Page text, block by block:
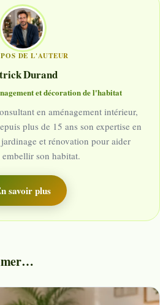
DE L'AUTEUR
Durand
et décoration de l'habitat
en aménagement intérieur,
plus de 15 ans son expertise en
et rénovation pour aider
embellir son habitat.
savoir plus